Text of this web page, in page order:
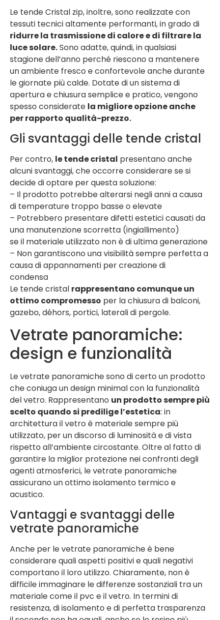
Le tende Cristal zip, inoltre, sono realizzate con
tessuti tecnici altamente performanti, in grado di
ridurre la trasmissione di calore e di filtrare la
luce solare.Sono adatte, quindi, in qualsiasi
stagione dell’anno perché riescono a mantenere
un ambiente fresco e confortevole anche durante
le giornate più calde. Dotate di un sistema di
apertura e chiusura semplice e pratico, vengono
spesso considerate la migliore opzione anche
per rapporto qualità-prezzo.
Gli svantaggi delle tende cristal
Per contro, le tende cristal presentano anche
alcuni svantaggi, che occorre considerare se si
decide di optare per questa soluzione:
– Il prodotto potrebbe alterarsi negli anni a causa
di temperature troppo basse o elevate
– Potrebbero presentare difetti estetici causati da
una manutenzione scorretta (ingiallimento)
se il materiale utilizzato non è di ultima generazione
– Non garantiscono una visibilità sempre perfetta a
causa di appannamenti per creazione di
condensa
Le tende cristal rappresentano comunque un
ottimo compromesso per la chiusura di balconi,
gazebo, déhors, portici, laterali di pergole.
Vetrate panoramiche:
design e funzionalità
Le vetrate panoramiche sono di certo un prodotto
che coniuga un design minimal con la funzionalità
del vetro. Rappresentano un prodotto sempre più
scelto quando si predilige l’estetica: in
architettura il vetro è materiale sempre più
utilizzato, per un discorso di luminosità e di vista
rispetto all’ambiente circostante. Oltre al fatto di
garantire la miglior protezione nei confronti degli
agenti atmosferici, le vetrate panoramiche
assicurano un ottimo isolamento termico e
acustico.
Vantaggi e svantaggi delle
vetrate panoramiche
Anche per le vetrate panoramiche è bene
considerare quali aspetti positivi e quali negativi
comportano il loro utilizzo. Chiaramente, non è
difficile immaginare le differenze sostanziali tra un
materiale come il pvc e il vetro. In termini di
resistenza, di isolamento e di perfetta trasparenza